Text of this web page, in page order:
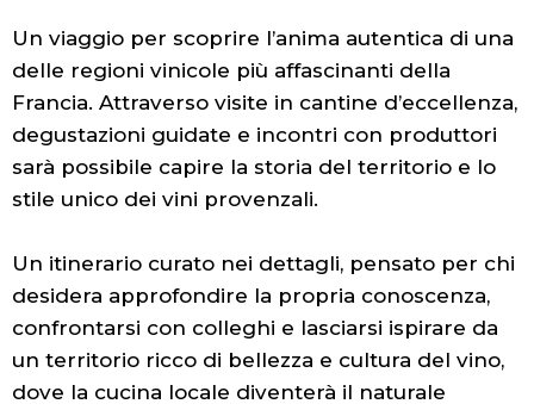
Un viaggio per scoprire l’anima autentica di una
delle regioni vinicole più affascinanti della
Francia. Attraverso visite in cantine d’eccellenza,
degustazioni guidate e incontri con produttori
sarà possibile capire la storia del territorio e lo
stile unico dei vini provenzali.
Un itinerario curato nei dettagli, pensato per chi
desidera approfondire la propria conoscenza,
confrontarsi con colleghi e lasciarsi ispirare da
un territorio ricco di bellezza e cultura del vino,
dove la cucina locale diventerà il naturale